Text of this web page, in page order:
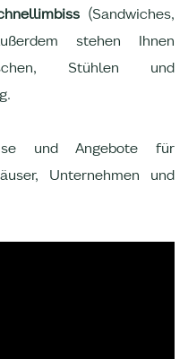
(Sandwiches,
stehen Ihnen
Stühlen und
und Angebote für
Unternehmen und